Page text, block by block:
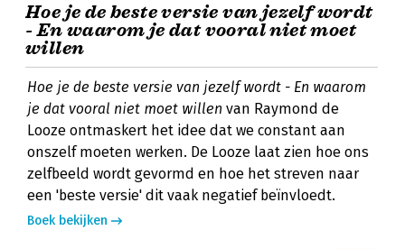
Hoe je de beste versie van jezelf wordt
- En waarom je dat vooral niet moet
willen
Hoe je de beste versie van jezelf wordt - En waarom
je dat vooral niet moet willen van Raymond de
Looze ontmaskert het idee dat we constant aan
onszelf moeten werken. De Looze laat zien hoe ons
zelfbeeld wordt gevormd en hoe het streven naar
een 'beste versie' dit vaak negatief beïnvloedt.
Boek bekijken